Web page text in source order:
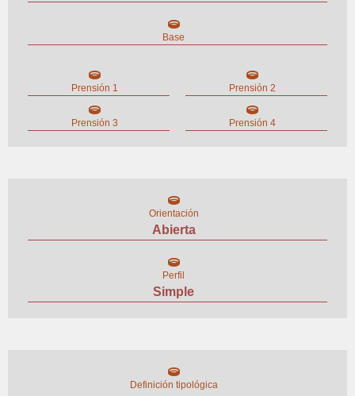
Base
Prensión 1 Prensión 2
Prensión 3 Prensión 4
Orientación
Abierta
Perfil
Simple
Definición tipológica